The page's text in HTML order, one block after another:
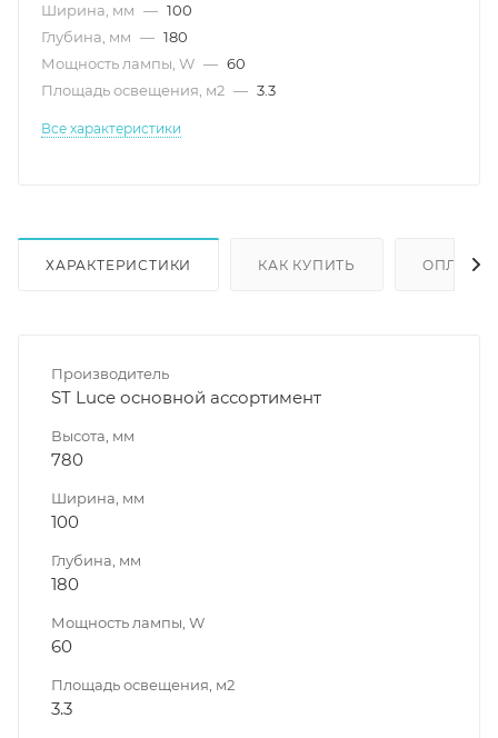
Ширина, мм — 100
Глубина, мм — 180
Мощность лампы, W — 60
Площадь освещения, м2 — 3.3
Все характеристики
ХАРАКТЕРИСТИКИ КАК КУПИТЬ ОПЛАТА
Производитель
ST Luce основной ассортимент
Высота, мм
780
Ширина, мм
100
Глубина, мм
180
Мощность лампы, W
60
Площадь освещения, м2
3.3